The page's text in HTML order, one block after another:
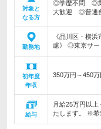
対象と
なる方
◎学歴不問 ◎業
大歓迎 ◎普通自
勤務地
《品川区・横
慮》 ◎東京サー
初年度
年収
350万円～450万
給与
月給25万円以
たします。 ※希